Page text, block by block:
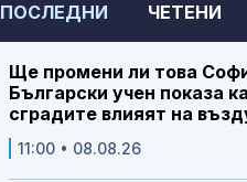
ПОСЛЕДНИ ЧЕТЕНИ
Ще промени ли това
Български учен показа
сградите влияят на
11:00 • 08.08.26